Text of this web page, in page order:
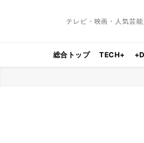
テレビ・映画・人気芸
総合トップ TECH+